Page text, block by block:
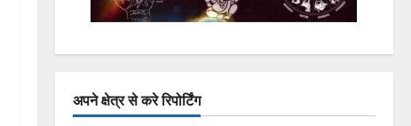
अपने क्षेत्र से करे रिपोर्टिंग